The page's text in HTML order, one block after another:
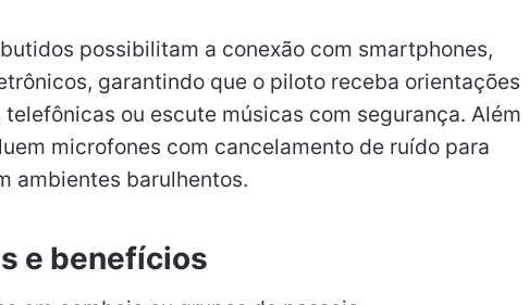
possibilitam a conexão com smartphones,
garantindo que o piloto receba orientações
ou escute músicas com segurança. Além
microfones com cancelamento de ruído para
ambientes barulhentos.
e benefícios